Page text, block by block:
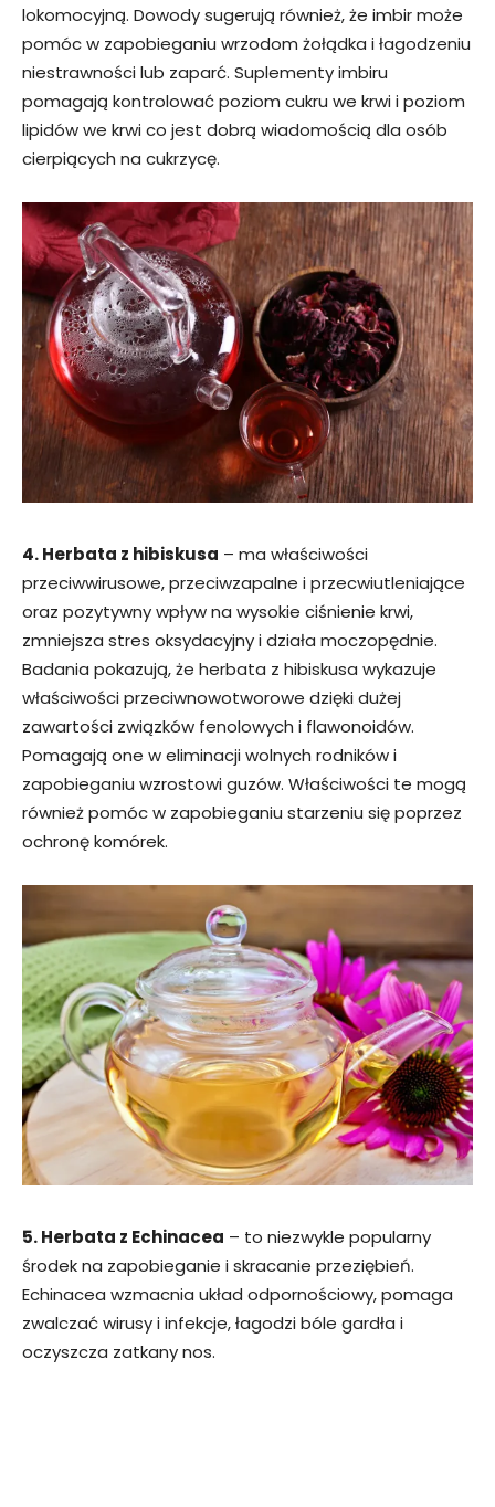
lokomocyjną. Dowody sugerują również, że imbir może
pomóc w zapobieganiu wrzodom żołądka i łagodzeniu
niestrawności lub zaparć. Suplementy imbiru
pomagają kontrolować poziom cukru we krwi i poziom
lipidów we krwi co jest dobrą wiadomością dla osób
cierpiących na cukrzycę.
4. Herbata z hibiskusa – ma właściwości
przeciwwirusowe, przeciwzapalne i przecwiutleniające
oraz pozytywny wpływ na wysokie ciśnienie krwi,
zmniejsza stres oksydacyjny i działa moczopędnie.
Badania pokazują, że herbata z hibiskusa wykazuje
właściwości przeciwnowotworowe dzięki dużej
zawartości związków fenolowych i flawonoidów.
Pomagają one w eliminacji wolnych rodników i
zapobieganiu wzrostowi guzów. Właściwości te mogą
również pomóc w zapobieganiu starzeniu się poprzez
ochronę komórek.
5. Herbata z Echinacea – to niezwykle popularny
środek na zapobieganie i skracanie przeziębień.
Echinacea wzmacnia układ odpornościowy, pomaga
zwalczać wirusy i infekcje, łagodzi bóle gardła i
oczyszcza zatkany nos.